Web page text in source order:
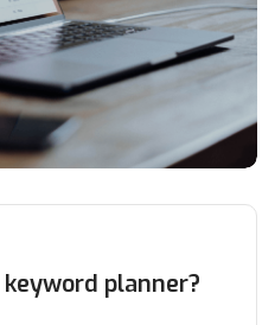
planner?